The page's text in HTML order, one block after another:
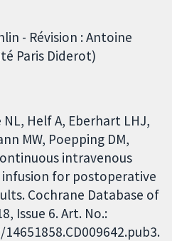
- Révision : Antoine
Paris Diderot)
NL, Helf A, Eberhart LHJ,
MW, Poepping DM,
intravenous
for postoperative
Cochrane Database of
Issue 6. Art. No.:
14651858.CD009642.pub3.